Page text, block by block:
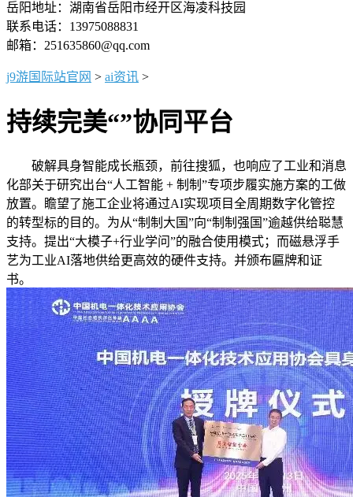
岳阳地址：湖南省岳阳市经开区海凌科技园
联系电话：13975088831
邮箱：251635860@qq.com
j9游国际站官网 > ai资讯 >
持续完美“”协同平台
破解具身智能成长瓶颈，前往搜狐，也响应了工业和消息
化部关于研究出台“人工智能 + 制制”专项步履实施方案的工做
放置。瞻望了施工企业将通过AI实现项目全周期数字化管控
的转型标的目的。为从“制制大国”向“制制强国”逾越供给聪慧
支持。提出“大模子+行业学问”的融合使用模式；而磁悬浮手
艺为工业AI落地供给更高效的硬件支持。并颁布匾牌和证
书。